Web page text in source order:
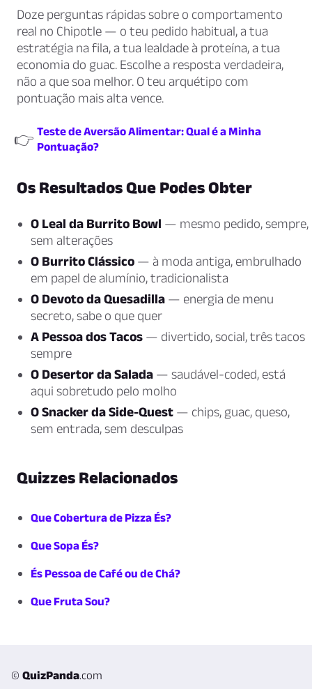
Doze perguntas rápidas sobre o comportamento
real no Chipotle — o teu pedido habitual, a tua
estratégia na fila, a tua lealdade à proteína, a tua
economia do guac. Escolhe a resposta verdadeira,
não a que soa melhor. O teu arquétipo com
pontuação mais alta vence.
👉 Teste de Aversão Alimentar: Qual é a Minha
Pontuação?
Os Resultados Que Podes Obter
O Leal da Burrito Bowl — mesmo pedido, sempre,
sem alterações
O Burrito Clássico — à moda antiga, embrulhado
em papel de alumínio, tradicionalista
O Devoto da Quesadilla — energia de menu
secreto, sabe o que quer
A Pessoa dos Tacos — divertido, social, três tacos
sempre
O Desertor da Salada — saudável-coded, está
aqui sobretudo pelo molho
O Snacker da Side-Quest — chips, guac, queso,
sem entrada, sem desculpas
Quizzes Relacionados
Que Cobertura de Pizza És?
Que Sopa És?
És Pessoa de Café ou de Chá?
Que Fruta Sou?
© QuizPanda.com